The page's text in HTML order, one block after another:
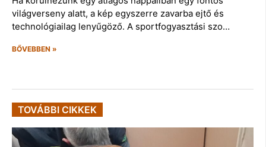
világverseny alatt, a kép egyszerre zavarba ejtő és
technológiailag lenyűgöző. A sportfogyasztási szo…
BŐVEBBEN »
TOVÁBBI CIKKEK